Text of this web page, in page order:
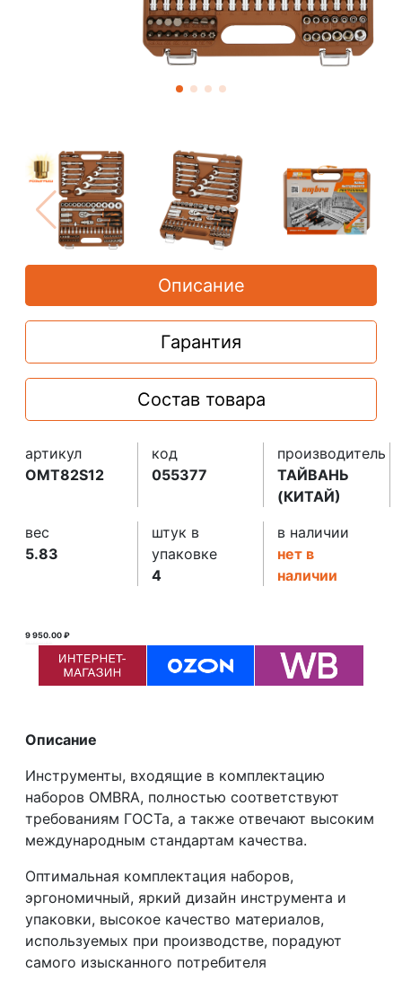
Описание
Гарантия
Состав товара
артикул
OMT82S12
код
055377
производитель
ТАЙВАНЬ
(КИТАЙ)
вес
5.83
штук в
упаковке
4
в наличии
нет в
наличии
9 950.00 ₽
Описание
Инструменты, входящие в комплектацию
наборов OMBRA, полностью соответствуют
требованиям ГОСТа, а также отвечают высоким
международным стандартам качества.
Оптимальная комплектация наборов,
эргономичный, яркий дизайн инструмента и
упаковки, высокое качество материалов,
используемых при производстве, порадуют
самого изысканного потребителя